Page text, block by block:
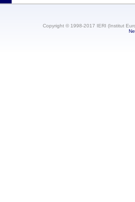
Copyright © 1998-2017 IERI (Institut